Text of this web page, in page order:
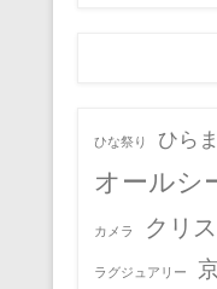
ひな祭り ひら
オールシ
カメラ クリ
ラグジュアリー